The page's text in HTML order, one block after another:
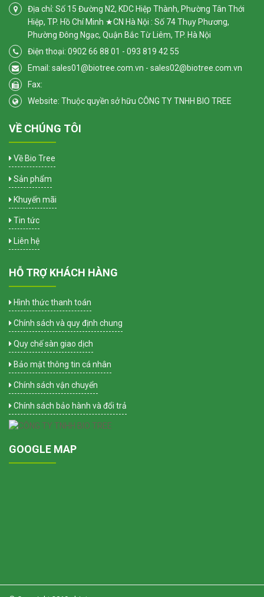
Địa chỉ: Số 15 Đường N2, KDC Hiệp Thành, Phường Tân Thới
Hiệp, TP. Hồ Chí Minh ★CN Hà Nội : Số 74 Thụy Phương,
Phường Đông Ngạc, Quận Bắc Từ Liêm, TP. Hà Nội
Điện thoại: 0902 66 88 01 - 093 819 42 55
Email: sales01@biotree.com.vn - sales02@biotree.com.vn
Fax:
Website: Thuộc quyền sở hữu CÔNG TY TNHH BIO TREE
VỀ CHÚNG TÔI
Về Bio Tree
Sản phẩm
Khuyến mãi
Tin tức
Liên hệ
HỖ TRỢ KHÁCH HÀNG
Hình thức thanh toán
Chính sách và quy định chung
Quy chế sàn giao dịch
Bảo mật thông tin cá nhân
Chính sách vận chuyển
Chính sách bảo hành và đổi trả
GOOGLE MAP